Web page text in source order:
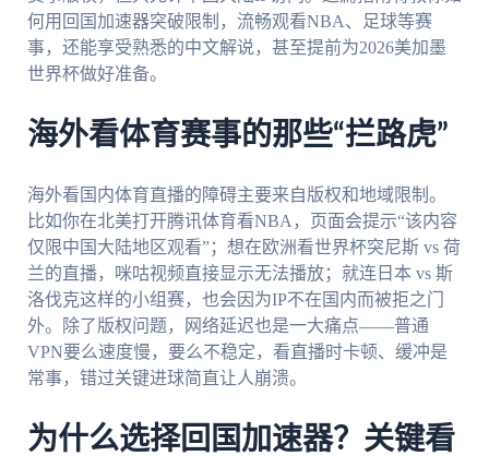
何用回国加速器突破限制，流畅观看NBA、足球等赛
事，还能享受熟悉的中文解说，甚至提前为2026美加墨
世界杯做好准备。
海外看体育赛事的那些“拦路虎”
海外看国内体育直播的障碍主要来自版权和地域限制。
比如你在北美打开腾讯体育看NBA，页面会提示“该内容
仅限中国大陆地区观看”；想在欧洲看世界杯突尼斯 vs 荷
兰的直播，咪咕视频直接显示无法播放；就连日本 vs 斯
洛伐克这样的小组赛，也会因为IP不在国内而被拒之门
外。除了版权问题，网络延迟也是一大痛点——普通
VPN要么速度慢，要么不稳定，看直播时卡顿、缓冲是
常事，错过关键进球简直让人崩溃。
为什么选择回国加速器？关键看